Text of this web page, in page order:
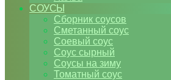
СОУСЫ
Сборник соусов
Сметанный соус
Соевый соус
Соус сырный
Соусы на зиму
Томатный соус